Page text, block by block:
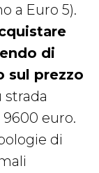
a Euro 5).
di
sul prezzo
strada
euro.
di